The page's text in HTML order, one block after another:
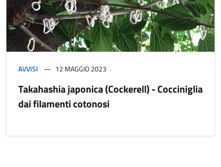
AVVISI 12 MAGGIO 2023
Takahashia japonica (Cockerell) - Cocciniglia
dai filamenti cotonosi